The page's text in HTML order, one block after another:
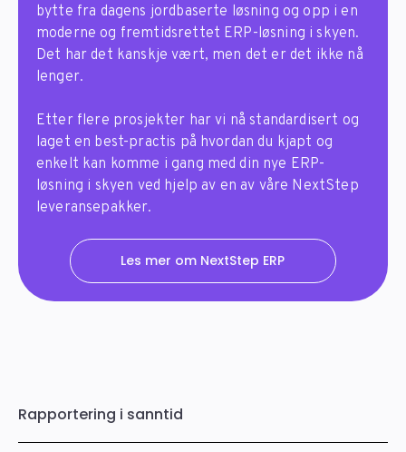
bytte fra dagens jordbaserte løsning og opp i en
moderne og fremtidsrettet ERP-løsning i skyen.
Det har det kanskje vært, men det er det ikke nå
lenger.
Etter flere prosjekter har vi nå standardisert og
laget en best-practis på hvordan du kjapt og
enkelt kan komme i gang med din nye ERP-
løsning i skyen ved hjelp av en av våre NextStep
leveransepakker.
Les mer om NextStep ERP
Rapportering i sanntid